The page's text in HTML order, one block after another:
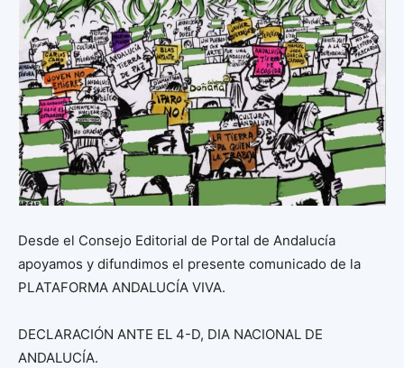
Desde el Consejo Editorial de Portal de Andalucía
apoyamos y difundimos el presente comunicado de la
PLATAFORMA ANDALUCÍA VIVA.
DECLARACIÓN ANTE EL 4-D, DIA NACIONAL DE
ANDALUCÍA.